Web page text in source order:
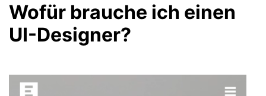
Wofür brauche ich einen
UI-Designer?